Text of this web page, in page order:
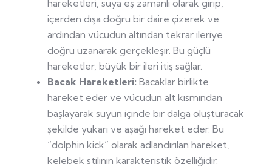
hareketleri, suya eş zamanlı olarak girip,
içerden dışa doğru bir daire çizerek ve
ardından vücudun altından tekrar ileriye
doğru uzanarak gerçekleşir. Bu güçlü
hareketler, büyük bir ileri itiş sağlar.
Bacak Hareketleri: Bacaklar birlikte
hareket eder ve vücudun alt kısmından
başlayarak suyun içinde bir dalga oluşturacak
şekilde yukarı ve aşağı hareket eder. Bu
“dolphin kick” olarak adlandırılan hareket,
kelebek stilinin karakteristik özelliğidir.